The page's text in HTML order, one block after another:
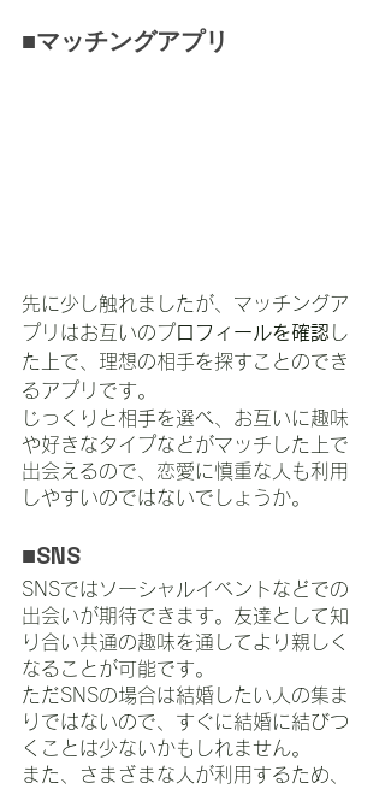
■マッチングアプリ
先に少し触れましたが、マッチングア
プリはお互いのプロフィールを確認 し
た上で、理想の相手を探すことのでき
るアプリです。
じっくりと相手を選べ、お互いに趣味
や好きなタイプなどがマッチした上で
出会えるので、恋愛に慎重な人も利用
しやすいのではないでしょうか。
■SNS
SNSではソーシャルイベントなどでの
出会いが期待できます。友達として知
り合い共通の趣味を通してより親しく
なることが可能です。
ただSNSの場合は結婚したい人の集ま
りではないので、すぐに結婚に結びつ
くことは少ないかもしれません。
また、さまざまな人が利用するため、